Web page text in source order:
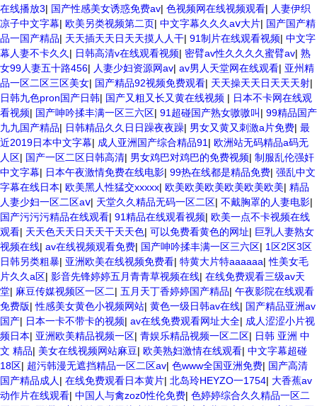
在线播放3| 国产性感美女诱惑免费av| 色视频网在线视频观看| 人妻伊织
凉子中文字幕| 欧美另类视频第二页| 中文字幕久久久aⅴ大片| 国产国产精
品一国产精品| 天天插天天日天天摸人人干| 91制片在线观看视频| 中文字
幕人妻不卡久久 | 日韩高清v在线观看视频| 密臂av性久久久久蜜臂av| 熟
女99人妻五十路456| 人妻少妇资源网av| av男人天堂网在线观看| 亚州精
品一区二区三区美女| 国产精品92视频免费观看| 天天操天天日天天天射|
日韩九色pron国产日韩| 国产又粗又长又黄在线视频 | 日本不卡网在线观
看视频| 国产呻吟揉丰满一区三六区| 91超碰国产熟女嗷嗷叫 | 99精品国产
九九国产精品| 日韩精品久久日日躁夜夜躁| 男女又黄又刺激a片免费| 最
近2019日本中文字幕| 成人亚洲国产综合精品91 | 欧洲站无码精品a码无
人区| 国产一区二区日韩高清| 男女鸡巴对鸡巴的免费视频| 制服乱伦强奸
中文字幕| 日本午夜激情免费在线电影| 99热在线都是精品免费| 强乱中文
字幕在线日本| 欧美黑人性猛交xxxxx| 欧美欧美欧美欧美欧美欧美| 精品
人妻少妇一区二区aⅴ| 天堂久久精品无码一区二区| 不戴胸罩的人妻电影|
国产污污污精品在线观看| 91精品在线观看视频| 欧美一点不卡视频在线
观看| 天天色天天日天天干天天色| 可以免费看黄色的网址| 巨乳人妻熟女
视频在线| av在线视频观看免费| 国产呻吟揉丰满一区三六区| 1区2区3区
日韩另类粗暴| 亚洲欧美在线视频免费看| 特黄大片特aaaaaa|性美女毛
片久久a区| 影音先锋婷婷五月青青草视频在线| 在线免费观看三级av天
堂| 麻豆传媒视频区一区二| 五月天丁香婷婷国产精品| 午夜影院在线观看
免费版|性感美女黄色小视频网站| 黄色一级日韩av在线| 国产精品亚洲av
国产| 日本一卡不带卡的视频| av在线免费观看网址大全| 成人涩涩小片视
频日本| 亚洲欧美精品视频一区| 青娱乐精品视频一区二区| 日韩 亚洲 中
文 精品| 美女在线视频网站麻豆| 欧美熟妇激情在线观看| 中文字幕超碰
18区| 超污韩漫无遮挡精品一区二区av| 色www全国亚洲免费| 国产高清
国产精品成人 | 在线免费观看日本黄片| 北岛玲HEYZO一1754| 大香蕉av
动作片在线观看| 中国人与禽zoz0性伦免费| 色婷婷综合久久精品一区二